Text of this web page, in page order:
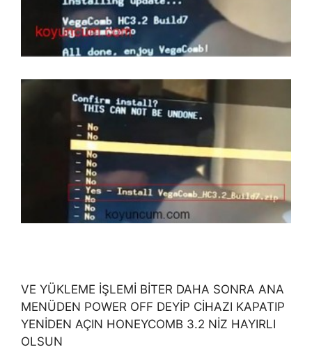
VE YÜKLEME İŞLEMİ BİTER DAHA SONRA ANA
MENÜDEN POWER OFF DEYİP CİHAZI KAPATIP
YENİDEN AÇIN HONEYCOMB 3.2 NİZ HAYIRLI
OLSUN